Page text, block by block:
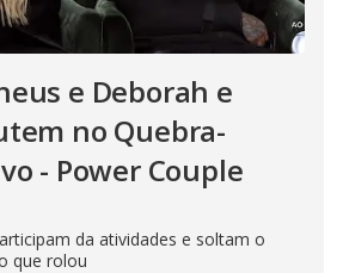
e Deborah e
no Quebra-
- Power Couple
da atividades e soltam o
que rolou